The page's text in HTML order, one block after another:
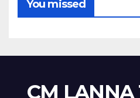
You missed
CM LANNA